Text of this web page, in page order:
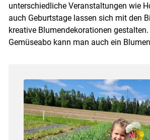
unterschiedliche Veranstaltungen wie
auch Geburtstage lassen sich mit den
kreative Blumendekorationen gestalten.
Gemüseabo kann man auch ein